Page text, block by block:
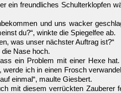
ein freundliches Schulterklopfen
und uns wacker
du?“, winkte die Spiegelfee ab.
was unser nächster Auftrag ist?“
die Nase hoch.
ein Problem mit einer Hexe
ich in einen Frosch
einmal“, maulte Giesbert.
mit diesem verrückten Zauberer